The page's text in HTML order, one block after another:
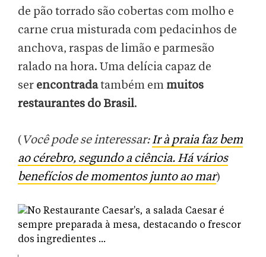
de pão torrado são cobertas com molho e
carne crua misturada com pedacinhos de
anchova, raspas de limão e parmesão
ralado na hora. Uma delícia capaz de
ser encontradatambém em muitos
restaurantes do Brasil.
( Você pode se interessar:Ir à praia faz bem
ao cérebro, segundo a ciência. Há vários
benefícios de momentos junto ao mar)